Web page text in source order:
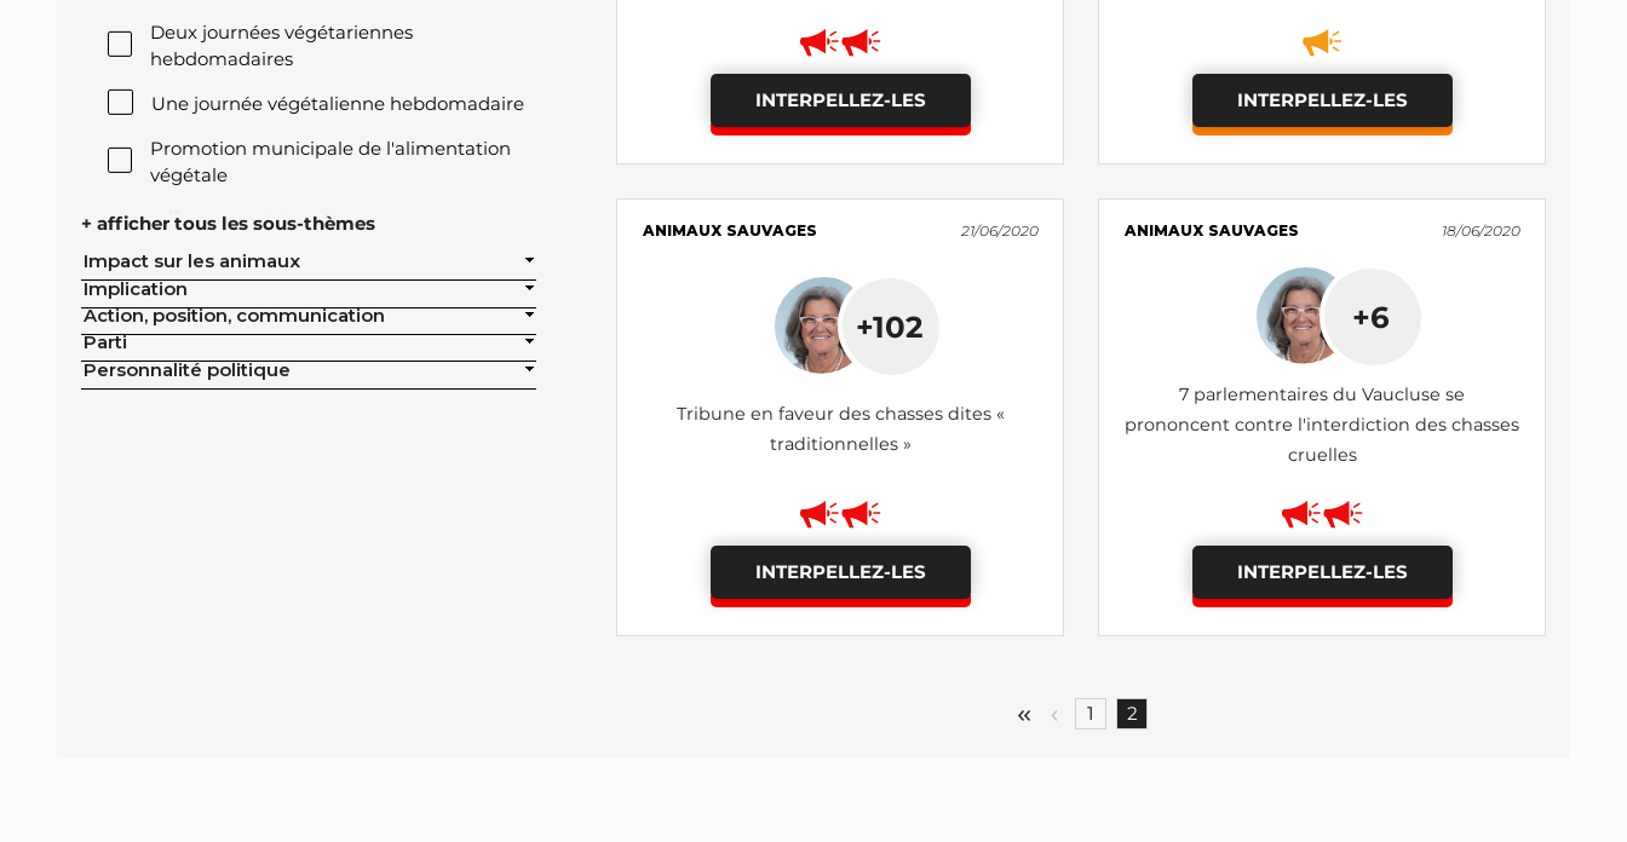
Deux journées végétariennes
hebdomadaires
Une journée végétalienne hebdomadaire
Promotion municipale de l'alimentation
végétale
Offre végétale lors des réceptions
Exclusion de l'élevage intensif des achats
publics de la ville
Exclusion de la pisciculture des achats
publics de la ville
+ afficher tous les sous-thèmes
Impact sur les animaux
Implication
Action, position, communication
Parti
Personnalité politique
INTERPELLEZ-LES INTERPELLEZ-LES
ANIMAUX SAUVAGES 21/06/2020
+102
Tribune en faveur des chasses dites «
traditionnelles »
INTERPELLEZ-LES
ANIMAUX SAUVAGES 18/06/2020
+6
7 parlementaires du Vaucluse se
prononcent contre l'interdiction des chasses
cruelles
INTERPELLEZ-LES
1 2